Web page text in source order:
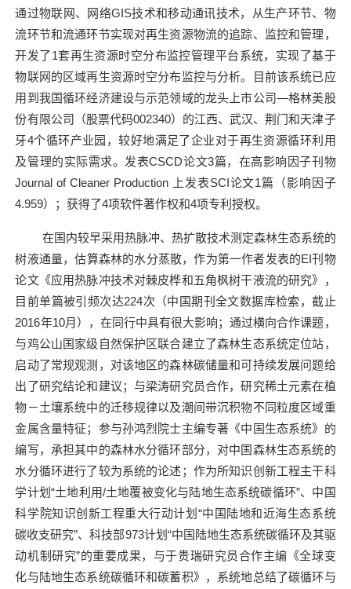
通过物联网、网络GIS技术和移动通讯技术，从生产环节、物
流环节和流通环节实现对再生资源物流的追踪、监控和管理，
开发了 1套再生资源时空分布监控管理平台系统，实现了基于
物联网的区域再生资源时空分布监控与分析。目前该系统已应
用到我国循环经济建设与示范领域的龙头上市公司—格林美股
份有限公司（股票代码002340）的江西、武汉、荆门和天津子
牙4个循环产业园，较好地满足了企业对于再生资源循环利用
及管理的实际需求。发表CSCD论文3篇，在高影响因子刊物
Journal of Cleaner Production
上发表SCI 论文1篇（影响因子
4.959）；获得了4项软件著作权和4项专利授权。
在国内较早采用热脉冲、热扩散技术测定森林生态系统的
树液通量，估算森林的水分蒸散，作为第一作者发表的EI刊物
论文《应用热脉冲技术对棘皮桦和五角枫树干液流的研究》，
目前单篇被引频次达224次（中国期刊全文数据库检索，截止
2016年10月），在同行中具有很大影响；通过横向合作课题，
与鸡公山国家级自然保护区联合建立了森林生态系统定位站，
启动了常规观测，对该地区的森林碳储量和可持续发展问题给
出了研究结论和建议；与梁涛研究员合作，研究稀土元素在植
物－土壤系统中的迁移规律以及潮间带沉积物不同粒度区域重
金属含量特征；参与孙鸿烈院士主编专著《中国生态系统》的
编写，承担其中的森林水分循环部分，对中国森林生态系统的
水分循环进行了较为系统的论述；作为所知识创新工程主干科
学计划“土地利用/土地覆被变化与陆地生态系统碳循环”、中国
科学院知识创新工程重大行动计划“中国陆地和近海生态系统
碳收支研究”、科技部973计划“中国陆地生态系统碳循环及其驱
动机制研究”的重要成果，与于贵瑞研究员合作主编《全球变
化与陆地生态系统碳循环和碳蓄积》，系统地总结了碳循环与